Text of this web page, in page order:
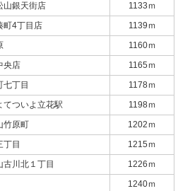
銀天街店
1133ｍ
町4丁目店
1139ｍ
1160ｍ
央店
1165ｍ
七丁目
1178ｍ
てついよ立花駅
1198ｍ
竹原町
1202ｍ
丁目
1215ｍ
川北１丁目
1226ｍ
1240ｍ